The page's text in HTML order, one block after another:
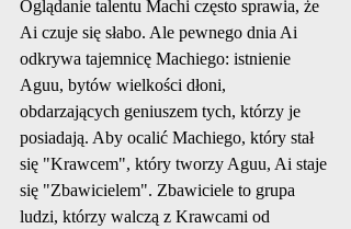
Oglądanie talentu Machi często sprawia, że
Ai czuje się słabo. Ale pewnego dnia Ai
odkrywa tajemnicę Machiego: istnienie
Aguu, bytów wielkości dłoni,
obdarzających geniuszem tych, którzy je
posiadają. Aby ocalić Machiego, który stał
się "Krawcem", który tworzy Aguu, Ai staje
się "Zbawicielem". Zbawiciele to grupa
ludzi, którzy walczą z Krawcami od